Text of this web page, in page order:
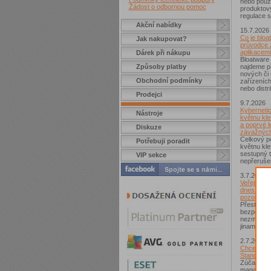
Žádost o odbornou pomoc
Akční nabídky
Jak nakupovat?
Dárek při nákupu
Způsoby platby
Obchodní podmínky
Prodejci
Nástroje
Diskuze
Potřebuji poradit
VIP sekce
regulace
15.7.2026
Co je
průvodce
aplikacemi
najdeme
nových či
nebo
9.7.2026
květnu
a poprvé
Celkový
květnu
sestupný
3.7.2026
Veřejná
dnes není
pozor si
Přestože
jinam...
2.7.2026
Chcete
Standard?